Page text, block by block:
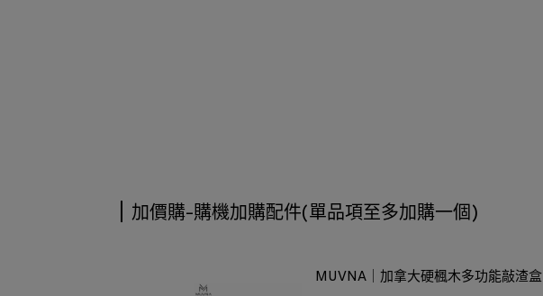
加價購-購機加購配件(單品項至多加購一個)
MUVNA｜加拿大硬楓木多功能敲渣盒